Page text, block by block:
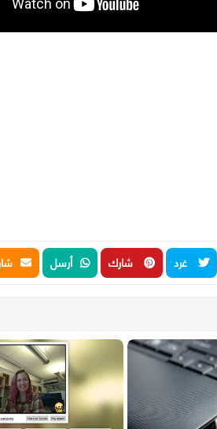
غرد شارك أرسل